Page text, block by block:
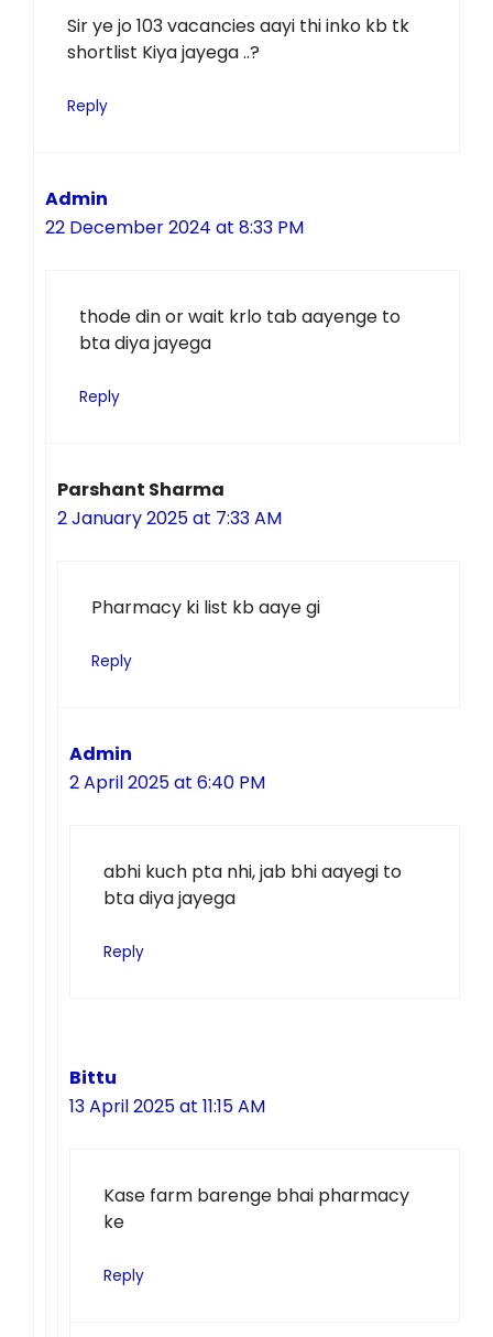
Sir ye jo 103 vacancies aayi thi inko kb tk
shortlist Kiya jayega ..?
Reply
Admin
22 December 2024 at 8:33 PM
thode din or wait krlo tab aayenge to
bta diya jayega
Reply
Parshant Sharma
2 January 2025 at 7:33 AM
Pharmacy ki list kb aaye gi
Reply
Admin
2 April 2025 at 6:40 PM
abhi kuch pta nhi, jab bhi aayegi to
bta diya jayega
Reply
Bittu
13 April 2025 at 11:15 AM
Kase farm barenge bhai pharmacy
ke
Reply